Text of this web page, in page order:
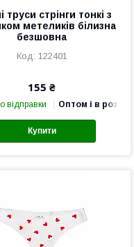
труси стрінги тонкі з
метеликів білизна
безшовна
122401
155 ₴
відправки Оптом і в роздріб
Купити